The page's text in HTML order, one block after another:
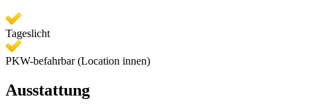
Tageslicht
PKW-befahrbar (Location innen)
Ausstattung